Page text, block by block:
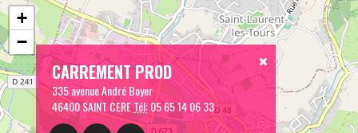
CARREMENT PROD
335 avenue André Boyer
46400 SAINT CERETél:05 65 14 06 33